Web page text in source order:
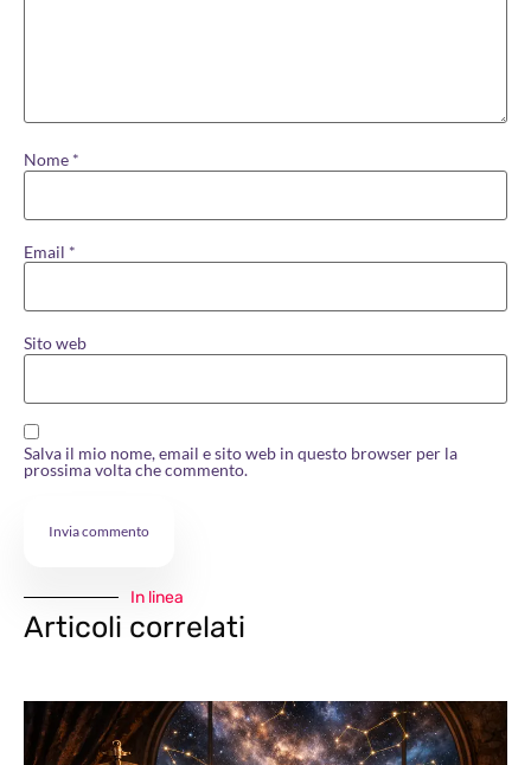
Nome *
Email *
Sito web
Salva il mio nome, email e sito web in questo browser per la
prossima volta che commento.
In linea
Articoli correlati